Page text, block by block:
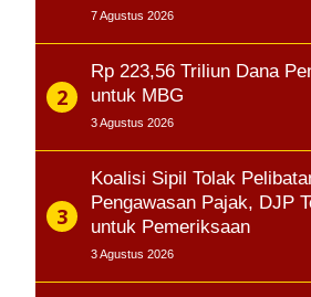
7 Agustus 2026
Rp 223,56 Triliun Dana
untuk MBG
3 Agustus 2026
Koalisi Sipil Tolak
Pengawasan Pajak, DJP
untuk Pemeriksaan
3 Agustus 2026